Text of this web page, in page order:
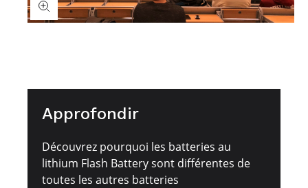
Approfondir
Découvrez pourquoi les batteries au
lithium Flash Battery sont différentes de
toutes les autres batteries